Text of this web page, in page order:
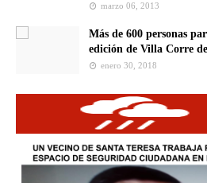
marzo 06, 2013
Más de 600 personas
edición de Villa Corre
enero 30, 2018